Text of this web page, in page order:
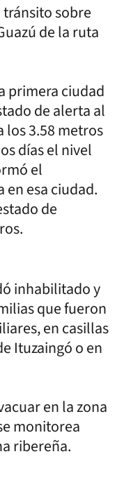
sobre
de la ruta
primera ciudad
de alerta al
los 3.58 metros
días el nivel
el
esa ciudad.
de
inhabilitado y
que fueron
en casillas
Ituzaingó o en
en la zona
monitorea
ribereña.